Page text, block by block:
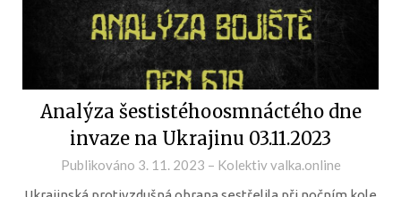
Analýza šestistéhoosmnáctého dne
invaze na Ukrajinu 03.11.2023
Publikováno 3. 11. 2023 – Kolektiv valka.online